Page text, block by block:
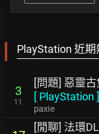
PlayStation 近
3
11
[問題] 惡靈
[ PlayStation ]
paxie
[閒聊] 法環